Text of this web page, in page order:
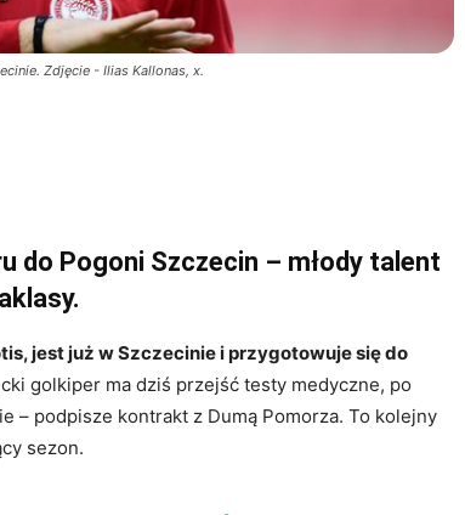
Zdjęcie - Ilias Kallonas, x.
do Pogoni Szczecin – młody talent
jest już w Szczecinie i przygotowuje się do
golkiper ma dziś przejść testy medyczne, po
– podpisze kontrakt z Dumą Pomorza. To kolejny
sezon.